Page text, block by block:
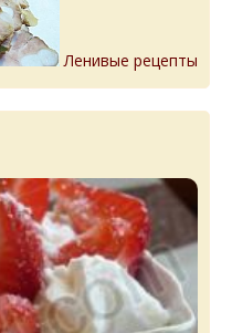
Ленивые рецепты